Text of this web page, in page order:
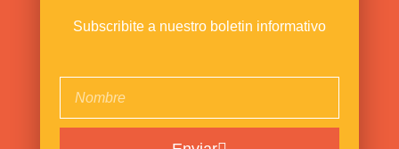
Subscribite a nuestro boletin informativo